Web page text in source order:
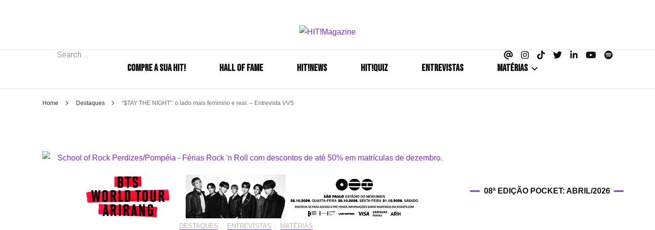
Search
HIT!Magazine
Se é HIT, está aqui!
COMPRE A SUA HIT! HALL OF FAME HIT!NEWS HIT!Quiz ENTREVISTAS MATÉRIAS
Home Destaques “$TAY THE NIGHT”: o lado mais feminino e real. – Entrevista VVS
DESTAQUES , ENTREVISTAS , MATÉRIAS
08ª EDIÇÃO POCKET: ABRIL/2026